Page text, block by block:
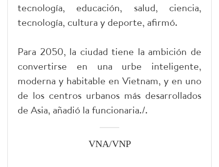
tecnología, educación, salud, ciencia,
tecnología, cultura y deporte, afirmó.
Para 2050, la ciudad tiene la ambición de
convertirse en una urbe inteligente,
moderna y habitable en Vietnam, y en uno
de los centros urbanos más desarrollados
de Asia, añadió la funcionaria./.
VNA/VNP